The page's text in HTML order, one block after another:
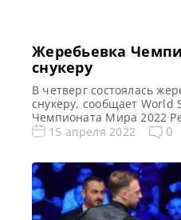
Жеребьевка
снукеру
В четверг состоялась
снукеру, сообщает World
Чемпионата Мира 2022
Чемпионата Мира 2022
итогам которой
свое выступление
15 апреля 2022 0